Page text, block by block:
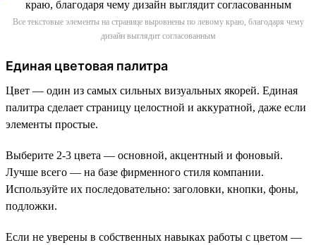
Все текстовые элементы на странице выровнены по левому краю, благодаря чему
дизайн выглядит согласованным
Единая цветовая палитра
Цвет — один из самых сильных визуальных якорей. Единая
палитра сделает страницу целостной и аккуратной, даже если
элементы простые.
Выберите 2-3 цвета — основной, акцентный и фоновый.
Лучше всего — на базе фирменного стиля компании.
Используйте их последовательно: заголовки, кнопки, фоны,
подложки.
Если не уверены в собственных навыках работы с цветом —